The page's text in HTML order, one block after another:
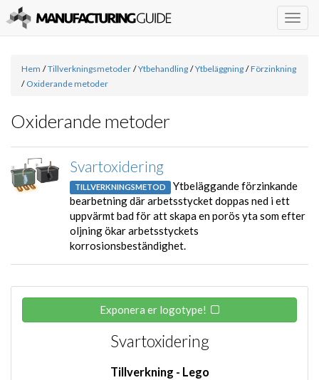
Hem / Tillverkningsmetoder / Ytbehandling / Ytbeläggning / Förzinkning
/ Oxiderande metoder
Oxiderande metoder
Svartoxidering
TILLVERKNINGSMETOD Ytbeläggande förzinkande
bearbetning där arbetsstycket doppas ned i ett
uppvärmt bad för att skapa en porös yta som efter
oljning ökar arbetsstyckets
korrosionsbeständighet.
Exponera er logotype!
Svartoxidering
Tillverkning - Lego